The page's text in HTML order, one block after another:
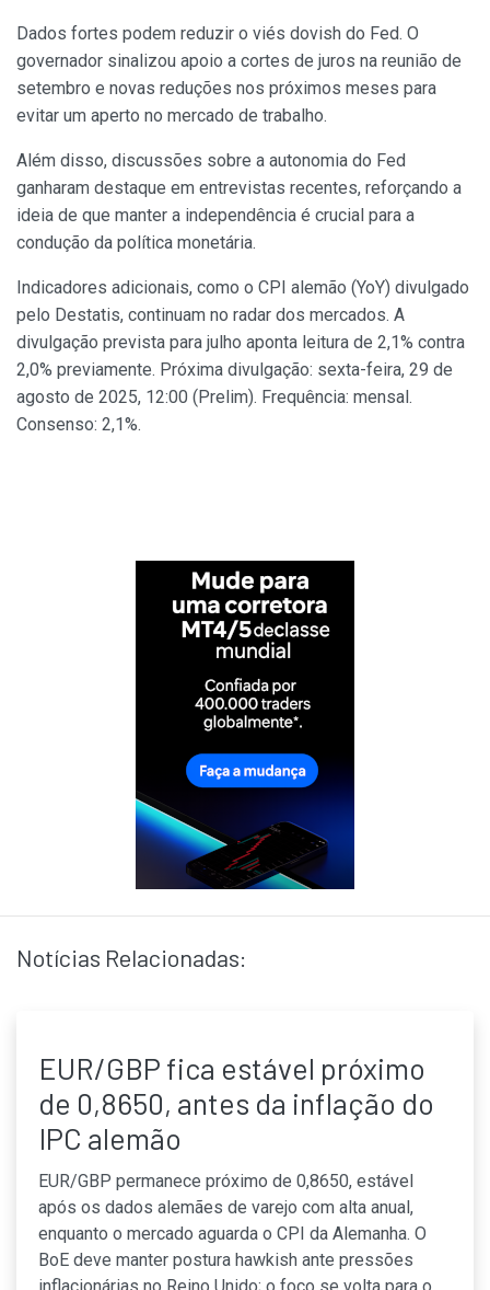
Dados fortes podem reduzir o viés dovish do Fed. O
governador sinalizou apoio a cortes de juros na reunião de
setembro e novas reduções nos próximos meses para
evitar um aperto no mercado de trabalho.
Além disso, discussões sobre a autonomia do Fed
ganharam destaque em entrevistas recentes, reforçando a
ideia de que manter a independência é crucial para a
condução da política monetária.
Indicadores adicionais, como o CPI alemão (YoY) divulgado
pelo Destatis, continuam no radar dos mercados. A
divulgação prevista para julho aponta leitura de 2,1% contra
2,0% previamente. Próxima divulgação: sexta-feira, 29 de
agosto de 2025, 12:00 (Prelim). Frequência: mensal.
Consenso: 2,1%.
Notícias Relacionadas:
EUR/GBP fica estável próximo
de 0,8650, antes da inflação do
IPC alemão
EUR/GBP permanece próximo de 0,8650, estável
após os dados alemães de varejo com alta anual,
enquanto o mercado aguarda o CPI da Alemanha. O
BoE deve manter postura hawkish ante pressões